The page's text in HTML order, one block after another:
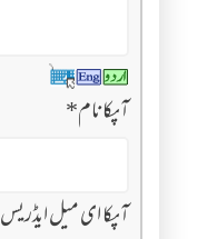
آپکا نام*
آپکا ای میل ایڈریس